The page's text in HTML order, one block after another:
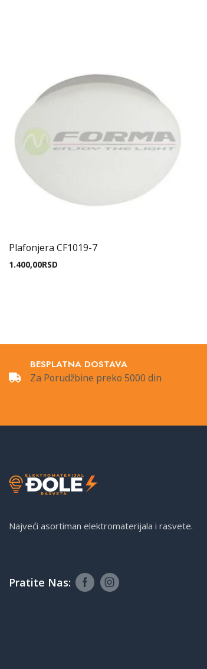
Plafonjera CF1019-7
1.400,00RSD
BESPLATNA DOSTAVA
Za Porudžbine preko 5000 din
Najveći asortiman elektromaterijala i rasvete.
Pratite Nas: